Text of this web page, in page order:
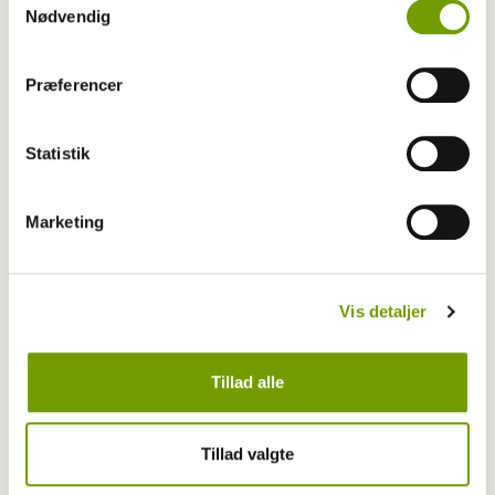
Nødvendig
Præferencer
Statistik
Marketing
Vis detaljer
Tillad alle
Tillad valgte
vandhund